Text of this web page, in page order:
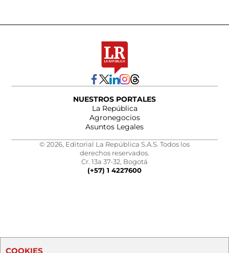
NUESTROS PORTALES
La República
Agronegocios
Asuntos Legales
© 2026, Editorial La República S.A.S. Todos los
derechos reservados.
Cr. 13a 37-32, Bogotá
(+57) 1 4227600
COOKIES